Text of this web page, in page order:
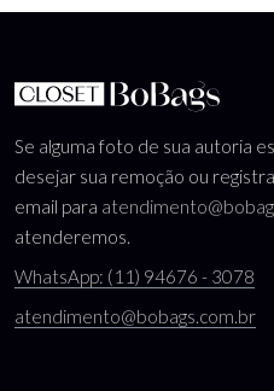
Se alguma foto de sua autoria
desejar sua remoção ou
email para
atenderemos.
WhatsApp: (11) 94676 - 3078
atendimento@bobags.com.br